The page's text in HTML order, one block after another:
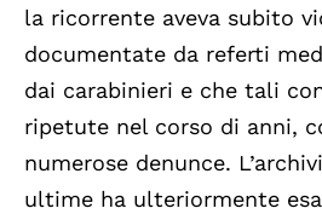
la ricorrente aveva subito
documentate da referti
dai carabinieri e che tali
ripetute nel corso di anni,
numerose denunce.
ultime ha ulteriormente